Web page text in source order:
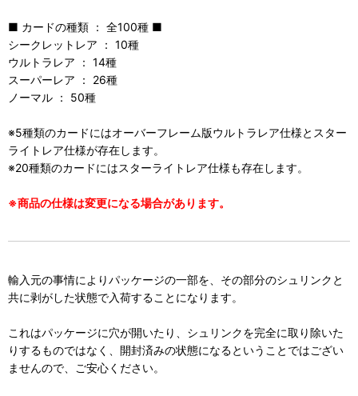
■ カードの種類 ： 全100種 ■
シークレットレア ： 10種
ウルトラレア ： 14種
スーパーレア ： 26種
ノーマル ： 50種
※5種類のカードにはオーバーフレーム版ウルトラレア仕様とスター
ライトレア仕様が存在します。
※20種類のカードにはスターライトレア仕様も存在します。
※商品の仕様は変更になる場合があります。
輸入元の事情によりパッケージの一部を、その部分のシュリンクと
共に剥がした状態で入荷することになります。
これはパッケージに穴が開いたり、シュリンクを完全に取り除いた
りするものではなく、開封済みの状態になるということではござい
ませんので、ご安心ください。